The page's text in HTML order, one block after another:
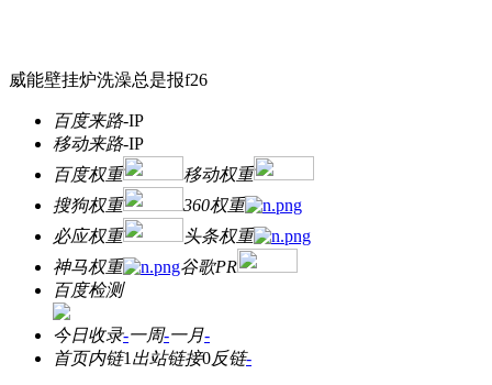
威能壁挂炉洗澡总是报f26
百度来路-IP
移动来路-IP
百度权重
移动权重
搜狗权重
360权重
必应权重
头条权重
神马权重
谷歌PR
百度检测
今日收录-一周-一月-
首页内链1 出站链接0反链-